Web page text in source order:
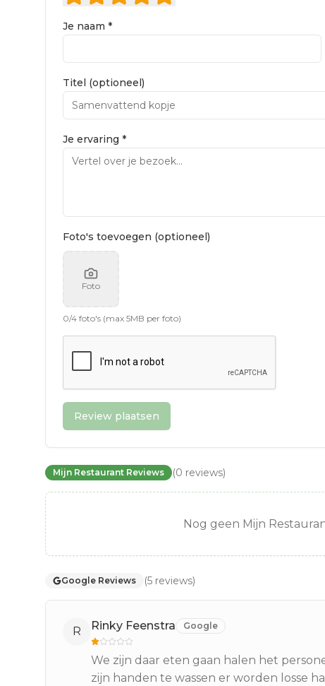
Je naam *
Titel (optioneel)
Je ervaring *
Foto's toevoegen (optioneel)
Foto
0/4 foto's (max 5MB per foto)
Review plaatsen
Mijn Restaurant Reviews (0 reviews)
Nog geen Mijn
Google Reviews (5 reviews)
R Rinky Feenstra Google
We zijn daar eten gaan halen het
zijn handen te wassen er worden losse